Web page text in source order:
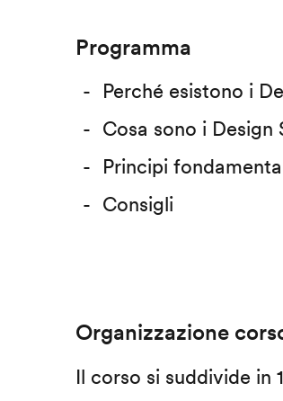
Programma
Perché esistono i
Cosa sono i Design
Principi
Consigli
Organizzazione
Il corso si suddivide in